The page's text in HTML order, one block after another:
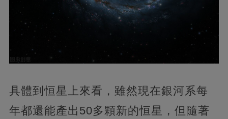
具體到恒星上來看，雖然現在銀河系每
年都還能產出50多顆新的恒星，但隨著